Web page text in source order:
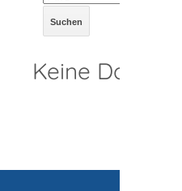
Keine Daten